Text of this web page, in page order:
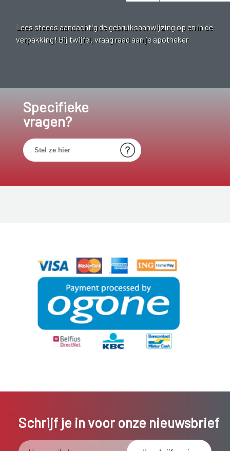
Lees steeds aandachtig de gebruiksaanwijzing op en in de
verpakking! Bij twijfel, vraag raad aan je apotheker
Specifieke
vragen?
Schrijf je in voor onze nieuwsbrief